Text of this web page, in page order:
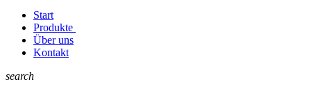
Start
Produkte
Über uns
Kontakt
search